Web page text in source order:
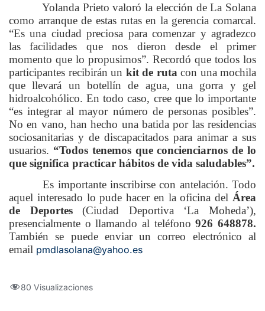
Yolanda Prieto valoró la elección de La Solana
como arranque de estas rutas en la gerencia comarcal.
“Es una ciudad preciosa para comenzar y agradezco
las facilidades que nos dieron desde el primer
momento que lo propusimos”. Recordó que todos los
participantes recibirán un kit de ruta con una mochila
que llevará un botellín de agua, una gorra y gel
hidroalcohólico. En todo caso, cree que lo importante
“es integrar al mayor número de personas posibles”.
No en vano, han hecho una batida por las residencias
sociosanitarias y de discapacitados para animar a sus
usuarios. “Todos tenemos que concienciarnos de lo
que significa practicar hábitos de vida saludables”.
Es importante inscribirse con antelación. Todo
aquel interesado lo pude hacer en la oficina del Área
de Deportes(Ciudad Deportiva ‘La Moheda’),
presencialmente o llamando al teléfono926 648878.
También se puede enviar un correo electrónico al
email pmdlasolana@yahoo.es
80 Visualizaciones